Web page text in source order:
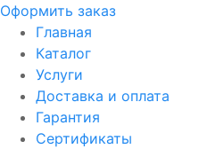
Оформить заказ
Главная
Каталог
Услуги
Доставка и оплата
Гарантия
Сертификаты